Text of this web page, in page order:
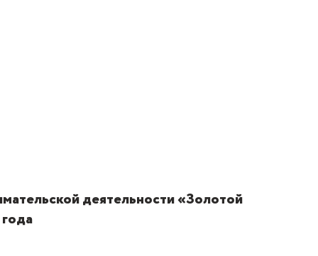
деятельности «Золотой